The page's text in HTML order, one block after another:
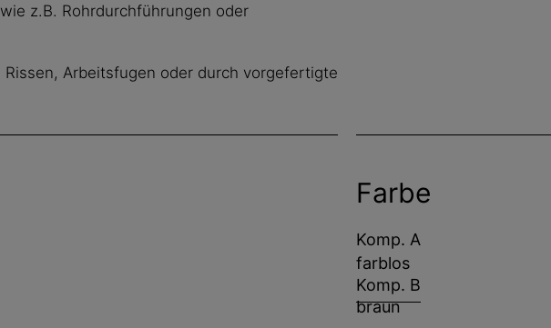
z.B. Rohrdurchführungen oder
Arbeitsfugen oder durch vorgefertigte
Farbe
Komp. A
farblos
Komp. B
braun